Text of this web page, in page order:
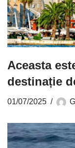
Aceasta
destinație
01/07/2025